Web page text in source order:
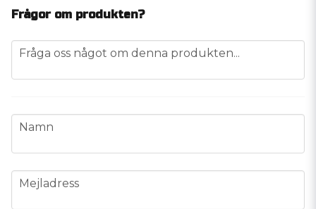
Frågor om produkten?
question
Fråga oss något om denna produkten...
name
Namn
email
Mejladress